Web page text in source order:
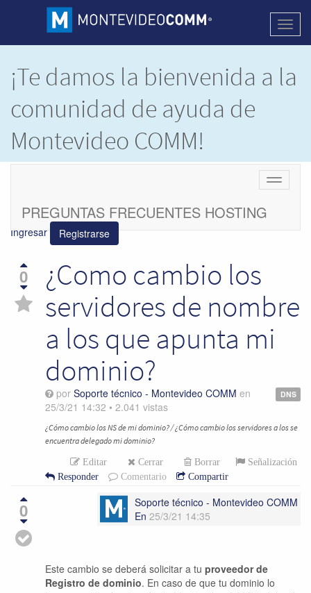
¡Te damos la bienvenida a la
comunidad de ayuda de
Montevideo COMM!
productos deMontevideo COMM.
Ingresar Registrarse
Cambiar
PREGUNTAS FRECUENTES HOSTING
0
¿Como cambio los
servidores de nombre
a los que apunta mi
dominio?
DNS
por Soporte técnico - Montevideo COMM en
25/3/21 14:32 • 2.041 vistas
¿Cómo cambio los NS de mi dominio? / ¿Cómo cambio los servidores a los se
encuentra delegado mi dominio?
Editar Cerrar Borrar
Señalización
Responder
Comentario Compartir
0
Soporte técnico - Montevideo COMM
En 25/3/21 14:35
Este cambio se deberá solicitar a tu proveedor de
Registro de dominio. En caso de que tu dominio lo